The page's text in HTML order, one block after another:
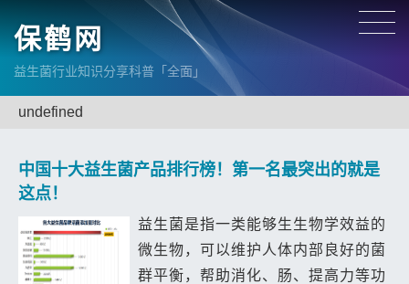
保鹤网
益生菌行业知识分享科普「全面」
undefined
中国十大益生菌产品排行榜！第一名最突出的就是
这点！
益生菌是指一类能够生生物学效益的
微生物，可以维护人体内部良好的菌
群平衡，帮助消化、肠、提高力等功